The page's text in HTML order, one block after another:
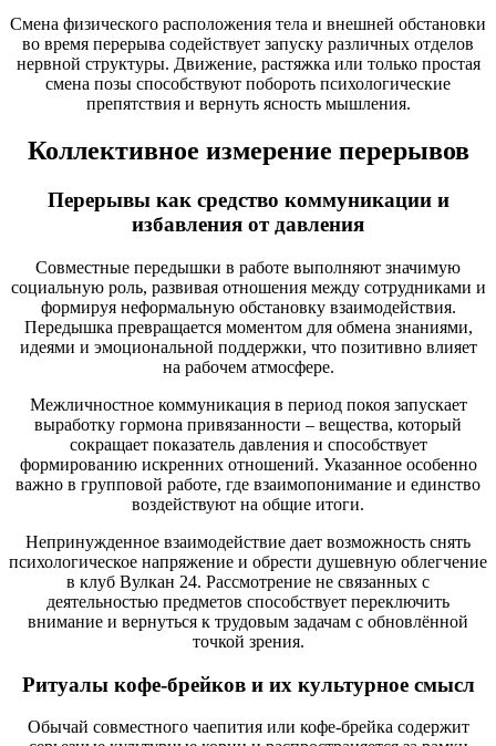
Смена физического расположения тела и внешней обстановки
во время перерыва содействует запуску различных отделов
нервной структуры. Движение, растяжка или только простая
смена позы способствуют побороть психологические
препятствия и вернуть ясность мышления.
Коллективное измерение перерывов
Перерывы как средство коммуникации и
избавления от давления
Совместные передышки в работе выполняют значимую
социальную роль, развивая отношения между сотрудниками и
формируя неформальную обстановку взаимодействия.
Передышка превращается моментом для обмена знаниями,
идеями и эмоциональной поддержки, что позитивно влияет
на рабочем атмосфере.
Межличностное коммуникация в период покоя запускает
выработку гормона привязанности – вещества, который
сокращает показатель давления и способствует
формированию искренних отношений. Указанное особенно
важно в групповой работе, где взаимопонимание и единство
воздействуют на общие итоги.
Непринужденное взаимодействие дает возможность снять
психологическое напряжение и обрести душевную облегчение
в клуб Вулкан 24. Рассмотрение не связанных с
деятельностью предметов способствует переключить
внимание и вернуться к трудовым задачам с обновлённой
точкой зрения.
Ритуалы кофе-брейков и их культурное смысл
Обычай совместного чаепития или кофе-брейка содержит